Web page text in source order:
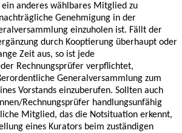
anderes wählbares Mitglied zu
Genehmigung in der
einzuholen ist. Fällt der
durch Kooptierung überhaupt oder
Zeit aus, so ist jede
Rechnungsprüfer verpflichtet,
Generalversammlung zum
Vorstands einzuberufen. Sollten auch
Rechnungsprüfer handlungsunfähig
Mitglied, das die Notsituation erkennt,
eines Kurators beim zuständigen